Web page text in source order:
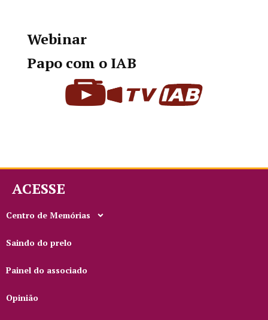
Webinar
Papo com o IAB
ACESSE
Centro de Memórias
Saindo do prelo
Painel do associado
Opinião